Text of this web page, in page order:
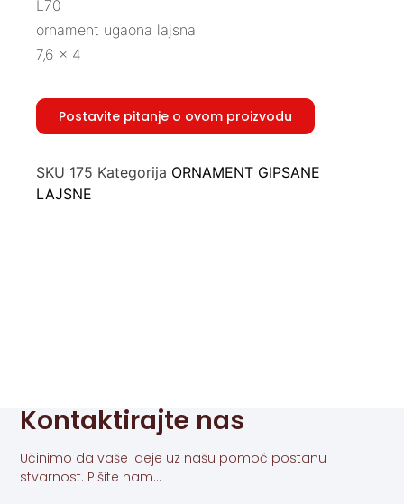
L70
ornament ugaona lajsna
7,6 x 4
Postavite pitanje o ovom proizvodu
SKU 175 Kategorija ORNAMENT GIPSANE
LAJSNE
Kontaktirajte nas
Učinimo da vaše ideje uz našu pomoć postanu
stvarnost. Pišite nam...